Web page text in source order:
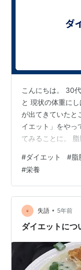
こんにちは。 30
と 現状の体重に
が出てきていたと
イエット」をやっ
てみることに。
ふりをし続けてい
うれん草で代用で
本にしたのはこ
べていいというメ
は食べてはいけな
と。 【材料】…
#ダイエット #脂
#栄養
失語 • 5年前
ダイエットにつ